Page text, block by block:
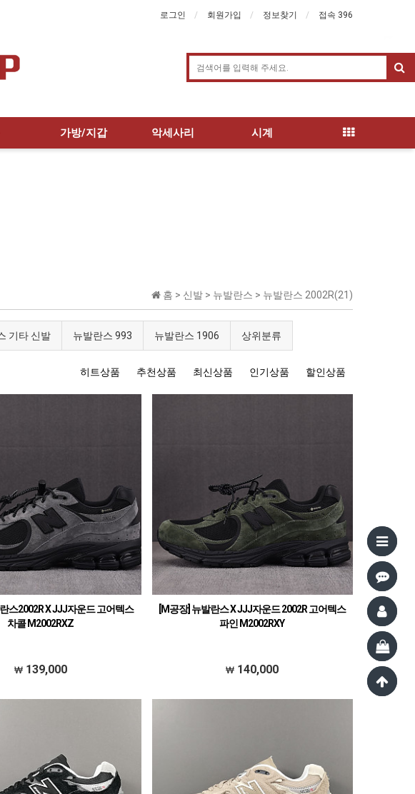
로그인 회원가입 정보찾기 접속 396
가방/지갑 악세사리 시계
홈 > 신발 > 뉴발란스 > 뉴발란스 2002R(21)
기타 신발 뉴발란스 993 뉴발란스 1906 상위분류
히트상품 추천상품 최신상품 인기상품 할인상품
스2002R X JJJ자운드 고어텍스
차콜 M2002RXZ
139,000
[M공장] 뉴발란스 X JJJ자운드 2002R 고어텍스
파인 M2002RXY
140,000